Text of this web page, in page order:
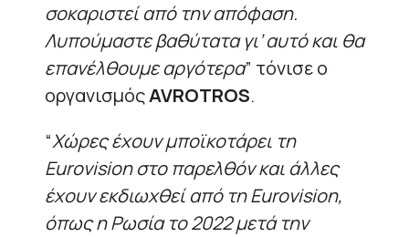
σοκαριστεί από την απόφαση.
Λυπούμαστε βαθύτατα γι’ αυτό και θα
επανέλθουμε αργότερα” τόνισε ο
οργανισμόςAVROTROS.
“Χώρες έχουν μποϊκοτάρει τη
Eurovision στο παρελθόν και άλλες
έχουν εκδιωχθεί από τη Eurovision,
όπως η Ρωσία το 2022 μετά την